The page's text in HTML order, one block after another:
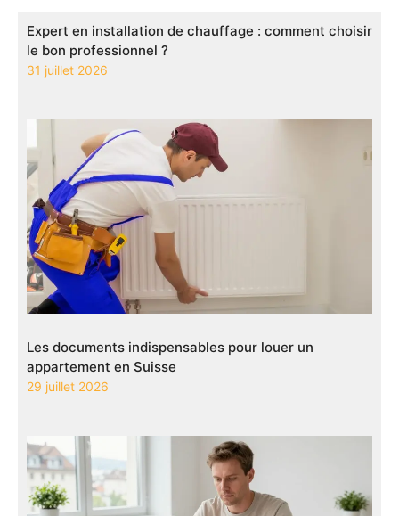
Expert en installation de chauffage : comment choisir
le bon professionnel ?
31 juillet 2026
Les documents indispensables pour louer un
appartement en Suisse
29 juillet 2026